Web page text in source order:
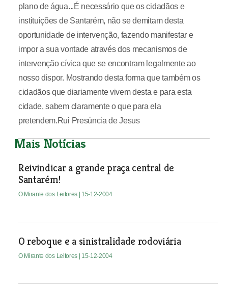
plano de água...É necessário que os cidadãos e
instituições de Santarém, não se demitam desta
oportunidade de intervenção, fazendo manifestar e
impor a sua vontade através dos mecanismos de
intervenção cívica que se encontram legalmente ao
nosso dispor. Mostrando desta forma que também os
cidadãos que diariamente vivem desta e para esta
cidade, sabem claramente o que para ela
pretendem.Rui Presúncia de Jesus
Mais Notícias
Reivindicar a grande praça central de
Santarém!
O Mirante dos Leitores | 15-12-2004
O reboque e a sinistralidade rodoviária
O Mirante dos Leitores | 15-12-2004